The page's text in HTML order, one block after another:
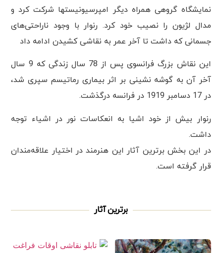
نمایشگاه گروهی همراه دیگر امپرسیونیستها شرکت کرد و
مدال لژیون را نصیب خود کرد. رنوار با وجود ناراحتی‌های
جسمانی که داشت تا آخر عمر به نقاشی کشیدن ادامه داد
این نقاش بزرگ فرانسوی پس از 78 سال زندگی که 9 سال
آخر آن به گوشه نشینی بر اثر بیماری رماتیسم سپری شد،
در 17 دسامبر 1919 در فرانسه درگذشت.
رنوار بیش از خود اشیا به انعکاسات نور در اشیاء توجه
داشت.
در این بخش برترین آثار این هنرمند در اختیار علاقه‌مندان
قرار گرفته است.
برترین آثار